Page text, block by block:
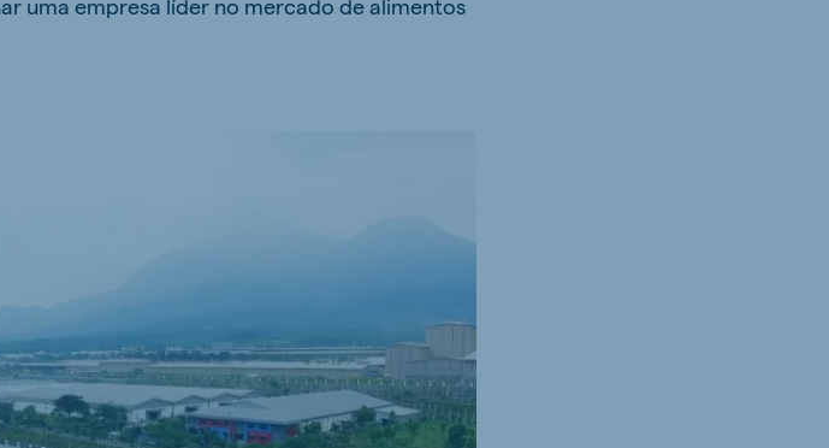
uma empresa líder no mercado de alimentos